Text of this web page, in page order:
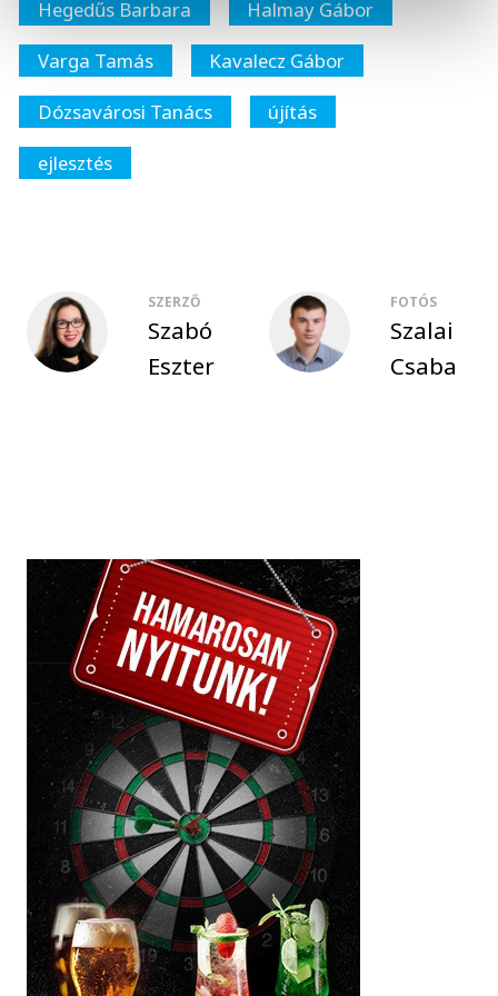
Hegedűs Barbara
Halmay Gábor
Varga Tamás
Kavalecz Gábor
Dózsavárosi Tanács
újítás
ejlesztés
SZERZŐ
Szabó
Eszter
FOTÓS
Szalai
Csaba